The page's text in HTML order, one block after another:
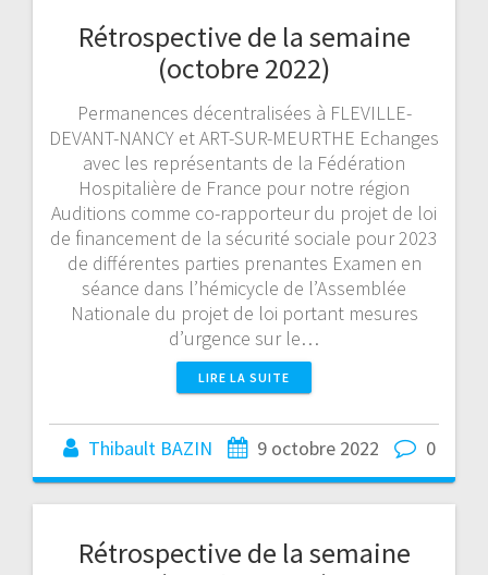
Rétrospective de la semaine
(octobre 2022)
Permanences décentralisées à FLEVILLE-
DEVANT-NANCY et ART-SUR-MEURTHE Echanges
avec les représentants de la Fédération
Hospitalière de France pour notre région
Auditions comme co-rapporteur du projet de loi
de financement de la sécurité sociale pour 2023
de différentes parties prenantes Examen en
séance dans l’hémicycle de l’Assemblée
Nationale du projet de loi portant mesures
d’urgence sur le…
LIRE LA SUITE
Thibault BAZIN 9 octobre 2022 0
Rétrospective de la semaine